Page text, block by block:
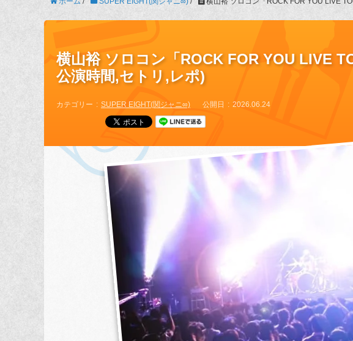
横山裕 ソロコン「ROCK FOR YOU LIVE
公演時間,セトリ,レポ)
カテゴリー SUPER EIGHT(関ジャニ∞) 公開日 2026.06.24